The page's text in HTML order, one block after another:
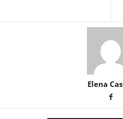
Elena